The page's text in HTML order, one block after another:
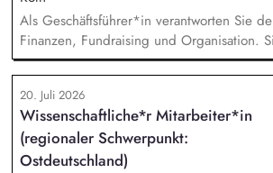
Als Geschäftsführer*in verantworten Sie
Finanzen, Fundraising und Organisation.
für die Finanzplanung, das Controlling
des Rechnungswesens. Sie leiten das
entwickeln eine nachhaltige Fundraising
verantwortlich für das
Steuerung von Prozessen zur
20. Juli 2026
Wissenschaftliche*r Mitarbeiter*in
(regionaler Schwerpunkt:
Ostdeutschland)